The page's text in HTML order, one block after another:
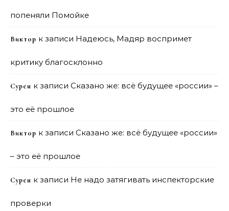
попеняли Помойке
Виктор к записи Надеюсь, Мадяр воспримет
критику благосклонно
Сурен к записи Сказано же: всё будущее «россии» –
это её прошлое
Виктор к записи Сказано же: всё будущее «россии»
– это её прошлое
Сурен к записи Не надо затягивать инспекторские
проверки